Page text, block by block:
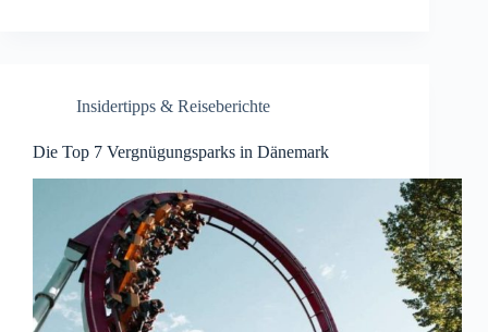
Insidertipps & Reiseberichte
Die Top 7 Vergnügungsparks in Dänemark